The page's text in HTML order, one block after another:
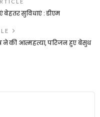
सुविधाएं : डीएम
ने की आत्महत्या, परिजन हुए बेसुध